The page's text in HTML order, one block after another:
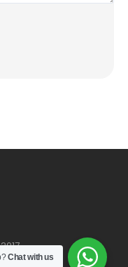
Chat with us